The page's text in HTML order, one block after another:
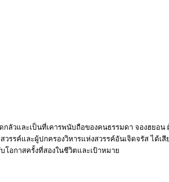
ลัวและเป็นที่เคารพนับถือของคนธรรมดา จองฮยอน
รค์และผู้ปกครองวิหารแห่งสวรรค์อันเจิดจรัส ได้เ
อกาสครั้งที่สองในชีวิตและเป้าหมาย